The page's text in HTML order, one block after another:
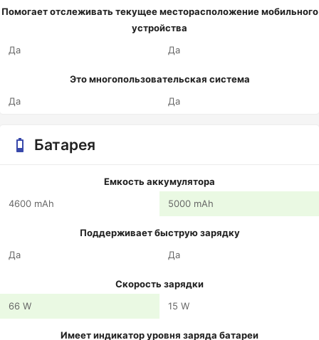
Помогает отслеживать текущее месторасположение мобильного
устройства
Да
Да
Это многопользовательская система
Да
Да
Батарея
Емкость аккумулятора
4600 mAh
5000 mAh
Поддерживает быструю зарядку
Да
Да
Скорость зарядки
66 W
15 W
Имеет индикатор уровня заряда батареи